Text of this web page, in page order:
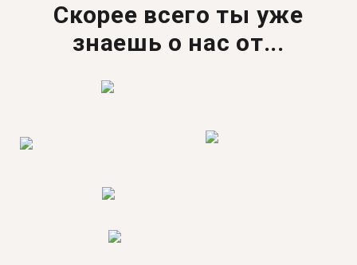
Скорее всего ты уже
знаешь о нас от...